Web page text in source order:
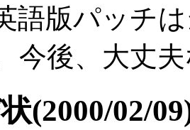
語版パッチ
今後、大丈
(2000/02/